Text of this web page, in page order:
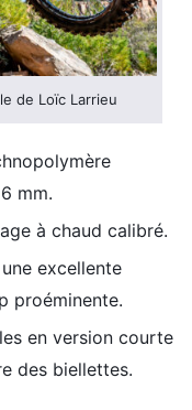
de Loïc Larrieu
mm.
à chaud calibré.
excellente
proéminente.
en version courte
des biellettes.